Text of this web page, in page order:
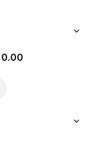
0.00